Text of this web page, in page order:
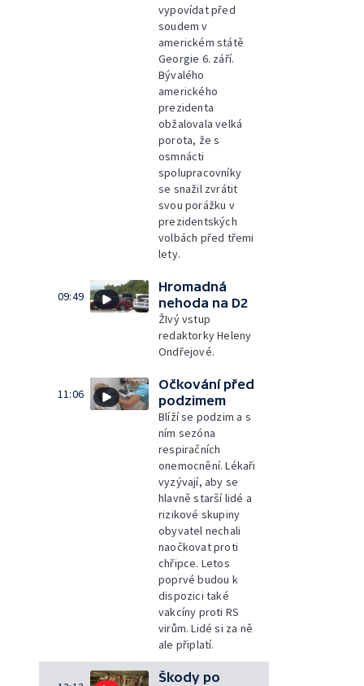
vypovídat před
soudem v
americkém státě
Georgie 6. září.
Bývalého
amerického
prezidenta
obžalovala velká
porota, že s
osmnácti
spolupracovníky
se snažil zvrátit
svou porážku v
prezidentských
volbách před třemi
lety.
09:49
Hromadná
nehoda na D2
ŽIvý vstup
redaktorky Heleny
Ondřejové.
11:06
Očkování před
podzimem
Blíží se podzim a s
ním sezóna
respiračních
onemocnění. Lékaři
vyzývají, aby se
hlavně starší lidé a
rizikové skupiny
obyvatel nechali
naočkovat proti
chřipce. Letos
poprvé budou k
dispozici také
vakcíny proti RS
virům. Lidé si za ně
ale připlatí.
Škody po